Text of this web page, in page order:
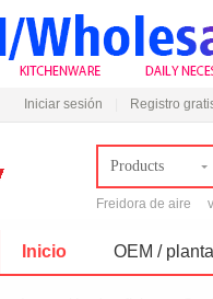
Iniciar sesión Registro
Products
Freidora de aire
Inicio OEM /